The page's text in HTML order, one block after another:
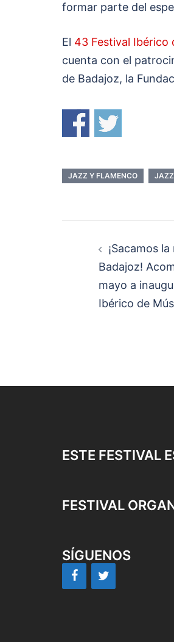
formar parte del
El 43 Festival Ibérico
cuenta con el
de Badajoz, la
JAZZ Y FLAMENCO
entradas
¡Sacamos
Badajoz!
mayo a
Ibérico de
ESTE FESTIVAL
FESTIVAL
SÍGUENOS